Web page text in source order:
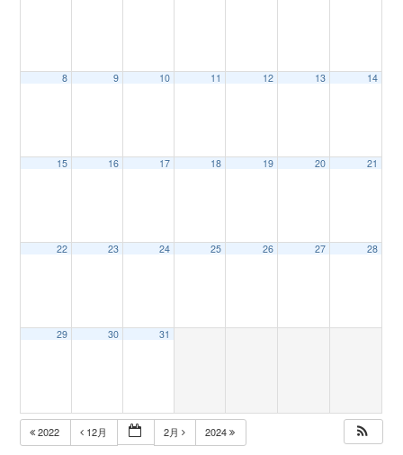
8 9 10 11 12 13 14
15 16 17 18 19 20 21
22 23 24 25 26 27 28
29 30 31
2022 12月 2月 2024